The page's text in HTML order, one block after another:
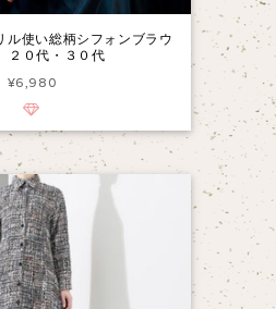
使い総柄シフォンブラウ
０代・３０代
¥6,980